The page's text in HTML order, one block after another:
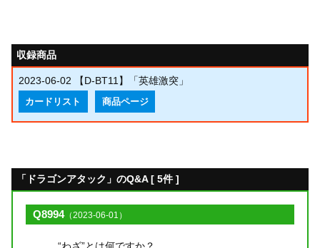
収録商品
2023-06-02 【D-BT11】「英雄激突」
カードリスト 商品ページ
「ドラゴンアタック」のQ&A [ 5件 ]
Q8994（2023-06-01）
“わざ”とは何ですか？